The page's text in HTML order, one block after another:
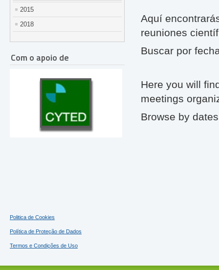
2015
2018
Com o apoio de
Politica de Cookies
Política de Proteção de Dados
Termos e Condições de Uso
Aquí
reuniones
Buscar por
Here you will
meetings
Browse by